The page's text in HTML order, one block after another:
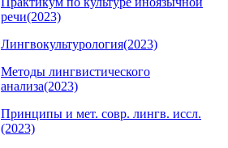
речи(2023)
Лингвокультурология(2023)
Методы лингвистического
анализа(2023)
Принципы и мет. совр. лингв. иссл.
(2023)